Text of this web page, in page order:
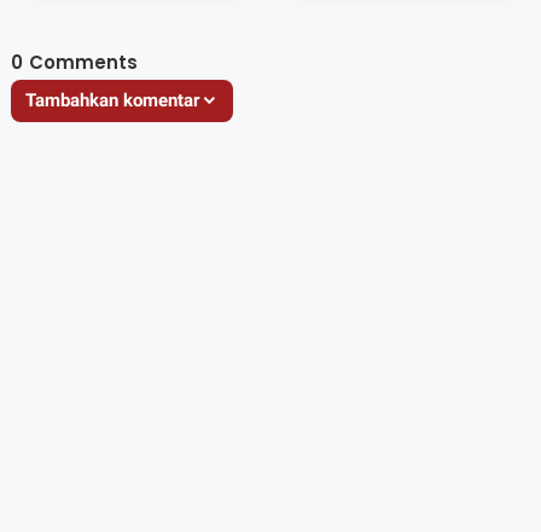
0 Comments
Tambahkan komentar